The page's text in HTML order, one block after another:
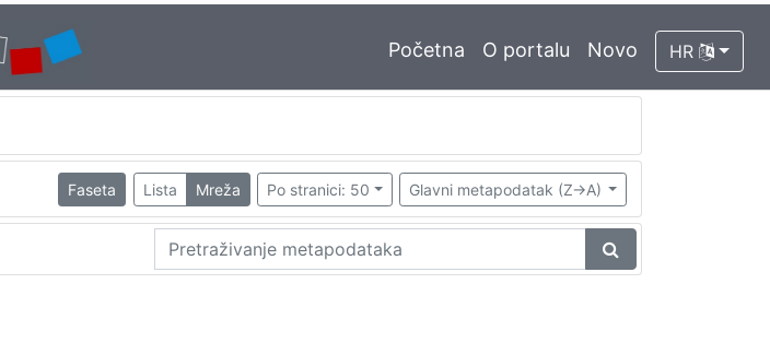
Početna O portalu Novo HR
Faseta Lista Mreža Po stranici: 50 Glavni metapodatak (Z->A)